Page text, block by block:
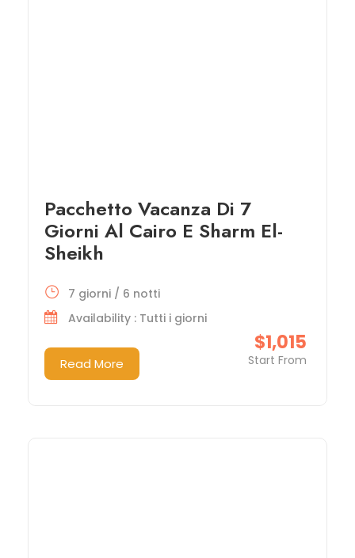
Pacchetto Vacanza Di 7
Giorni Al Cairo E Sharm El-
Sheikh
$1,015
Start From
7 giorni / 6 notti
Availability : Tutti i giorni
Read More